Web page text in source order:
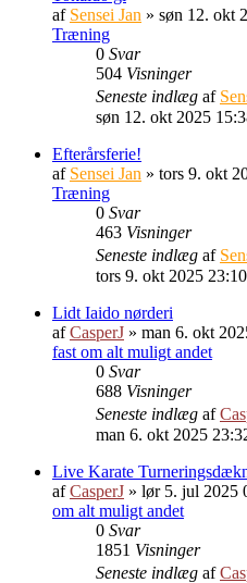
af Sensei Jan » søn 12. okt
Træning
0 Svar
504 Visninger
Seneste indlæg af
søn 12. okt 2025
Efterårsferie!
af Sensei Jan » tors 9. okt
Træning
0 Svar
463 Visninger
Seneste indlæg af
tors 9. okt 2025 23:10
Lidt Iaido nørderi
afCasperJ » man 6. okt
fast om alt muligt andet
0 Svar
688 Visninger
Seneste indlæg af
man 6. okt 2025
Live Karate
afCasperJ » lør 5. jul 2025
om alt muligt andet
0 Svar
1851 Visninger
Seneste indlæg af